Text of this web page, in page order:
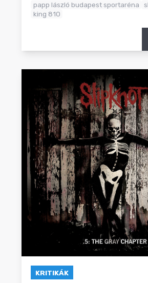
papp lászló budapest sportaréna
king 810
KRITIKÁK